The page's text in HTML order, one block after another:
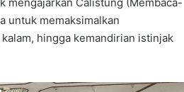
untuk memaksimalkan
hingga kemandirian istinjak